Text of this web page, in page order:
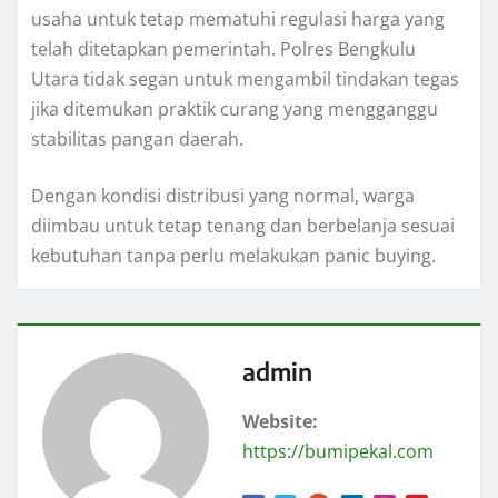
usaha untuk tetap mematuhi regulasi harga yang
telah ditetapkan pemerintah. Polres Bengkulu
Utara tidak segan untuk mengambil tindakan tegas
jika ditemukan praktik curang yang mengganggu
stabilitas pangan daerah.
Dengan kondisi distribusi yang normal, warga
diimbau untuk tetap tenang dan berbelanja sesuai
kebutuhan tanpa perlu melakukan panic buying.
admin
Website:
https://bumipekal.com